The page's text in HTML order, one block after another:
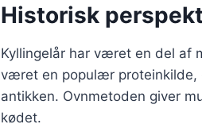
Historisk
Kyllingelår har været en del af
været en populær proteinkilde,
antikken. Ovnmetoden giver
kødet.